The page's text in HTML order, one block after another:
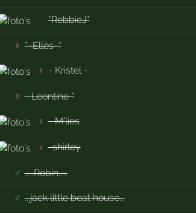
*RebbieJ*
♀ *~Ellès~*
♀ - Kristel -
♀ - Leontine *
♀ - M'lies
♀ -shirley
♂ .....Robin.....
♂ ...jack little beat house...